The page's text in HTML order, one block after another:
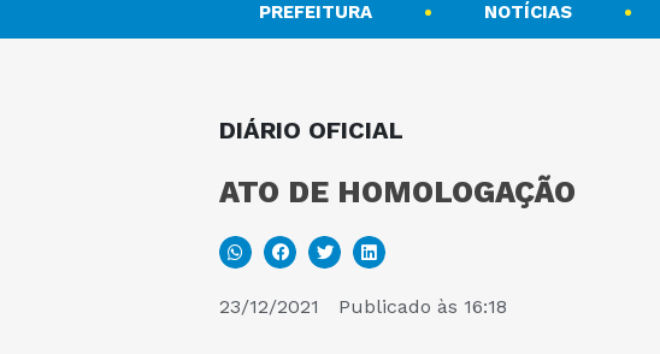
PREFEITURA NOTÍCIAS
DIÁRIO OFICIAL
ATO DE HOMOLOGAÇÃO
23/12/2021 Publicado às 16:18